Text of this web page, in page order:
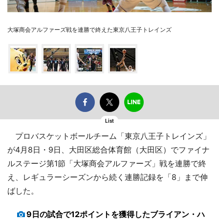
大塚商会アルファーズ戦を連勝で終えた東京八王子トレインズ
List
プロバスケットボールチーム「東京八王子トレインズ」
が4月8日・9日、大田区総合体育館（大田区）でファイナ
ルステージ第1節「大塚商会アルファーズ」戦を連勝で終
え、レギュラーシーズンから続く連勝記録を「8」まで伸
ばした。
9日の試合で12ポイントを獲得したブライアン・ハ